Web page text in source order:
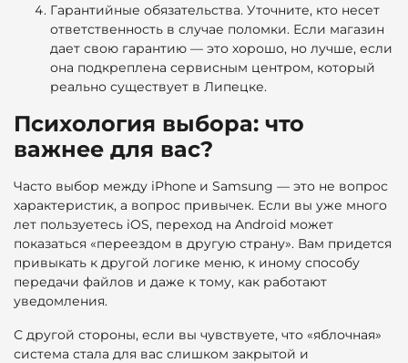
Гарантийные обязательства. Уточните, кто несет
ответственность в случае поломки. Если магазин
дает свою гарантию — это хорошо, но лучше, если
она подкреплена сервисным центром, который
реально существует в Липецке.
Психология выбора: что
важнее для вас?
Часто выбор между iPhone и Samsung — это не вопрос
характеристик, а вопрос привычек. Если вы уже много
лет пользуетесь iOS, переход на Android может
показаться «переездом в другую страну». Вам придется
привыкать к другой логике меню, к иному способу
передачи файлов и даже к тому, как работают
уведомления.
С другой стороны, если вы чувствуете, что «яблочная»
система стала для вас слишком закрытой и